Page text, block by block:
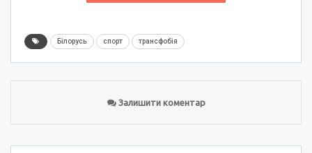
Білорусь спорт трансфобія
Залишити коментар